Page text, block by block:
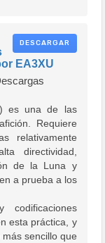
DESCARGAR
EA3XU
es una de las
Requiere
relativamente
directividad,
de la Luna y
a prueba a los
codificaciones
esta práctica, y
sencillo que